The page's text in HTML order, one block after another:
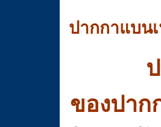
ปากกาแบน
ของปาก